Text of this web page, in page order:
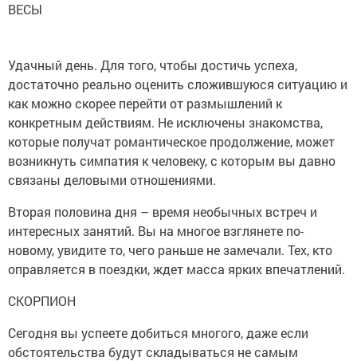
ВЕСЫ
Удачный день. Для того, чтобы достичь успеха,
достаточно реально оценить сложившуюся ситуацию и
как можно скорее перейти от размышлений к
конкретным действиям. Не исключены знакомства,
которые получат романтическое продолжение, может
возникнуть симпатия к человеку, с которым вы давно
связаны деловыми отношениями.
Вторая половина дня – время необычных встреч и
интересных занятий. Вы на многое взглянете по-
новому, увидите то, чего раньше не замечали. Тех, кто
оправляется в поездки, ждет масса ярких впечатлений.
СКОРПИОН
Сегодня вы успеете добиться многого, даже если
обстоятельства будут складываться не самым